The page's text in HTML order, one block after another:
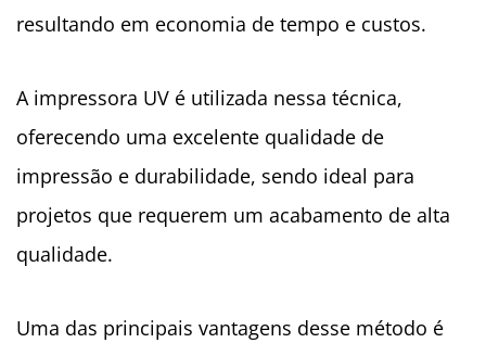
resultando em economia de tempo e custos.
A impressora UV é utilizada nessa técnica,
oferecendo uma excelente qualidade de
impressão e durabilidade, sendo ideal para
projetos que requerem um acabamento de alta
qualidade.
Uma das principais vantagens desse método é